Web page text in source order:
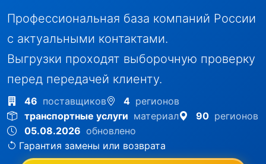
Профессиональная база компаний России
с актуальными контактами.
Выгрузки проходят выборочную проверку
перед передачей клиенту.
46 поставщиков 4 регионов
транспортные услуги материал 90 регионов
05.08.2026 обновлено
Гарантия замены или возврата